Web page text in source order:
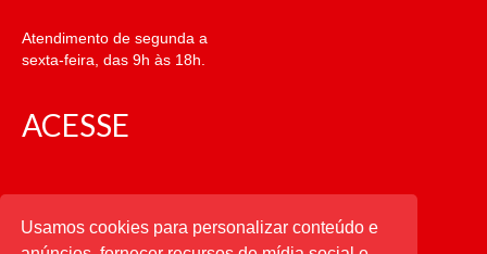
Atendimento de segunda a
sexta-feira, das 9h às 18h.
ACESSE
CATEGORIAS
Usamos cookies para personalizar conteúdo e